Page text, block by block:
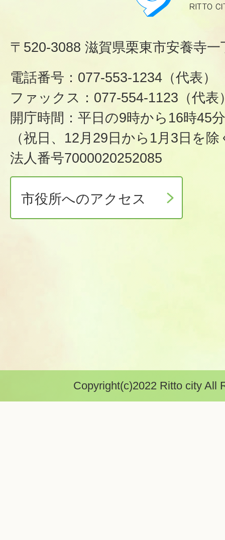
〒520-3088 滋賀県栗東市安養寺
電話番号：077-553-1234（代表）
ファックス：077-554-1123（代表
開庁時間：平日の9時から16時45分
（祝日、12月29日から1月3日を除
法人番号7000020252085
市役所へのアクセス
Copyright(c)2022 Ritto city All